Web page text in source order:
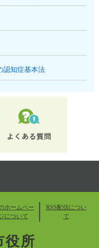
認知症基本法
ホームペー
について
RSS配信につい
て
役所